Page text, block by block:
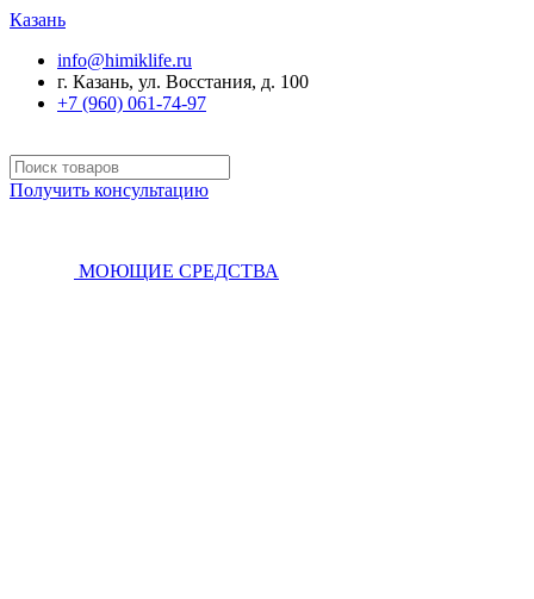
Казань
info@himiklife.ru
г. Казань, ул. Восстания, д. 100
+7 (960) 061-74-97
Получить консультацию
МОЮЩИЕ СРЕДСТВА